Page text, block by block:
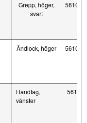
Grepp, höger,
svart
Ändlock, höger
Handtag,
vänster